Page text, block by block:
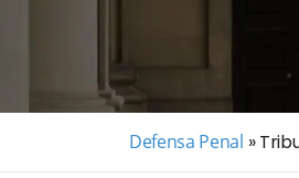
Defensa Penal »